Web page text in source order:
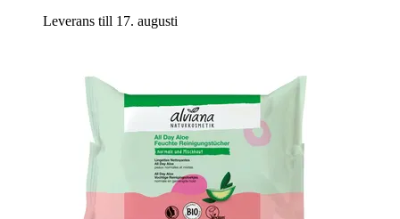
Leverans till 17. augusti